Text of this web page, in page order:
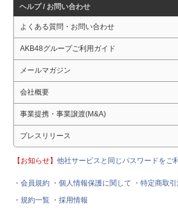
ヘルプ / お問い合わせ
よくある質問・お問い合わせ
AKB48グループご利用ガイド
メールマガジン
会社概要
事業提携・事業譲渡(M&A)
プレスリリース
【お知らせ】他社サービスと同じパスワードをご
・会員規約 ・個人情報保護に関して
・特定商取
・規約一覧 ・採用情報